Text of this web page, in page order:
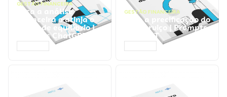
GESTÃO FINANCEIRA
Faça a análise
financeira e atinja o
ponto de equilíbrio |
Prompts ChatGPT
GESTÃO FINANCEIRA
Faça a precificação do
seu serviço | Prompts
ChatGPT